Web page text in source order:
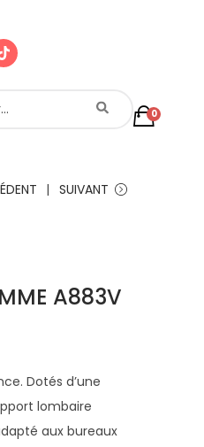
0
SUIVANT
A883V
Dotés d’une
lombaire
aux bureaux